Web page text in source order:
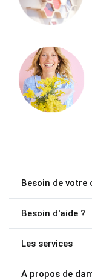
Besoin de votre
Besoin d'aide ?
Les services
A propos de